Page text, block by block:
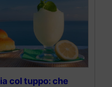
col tuppo: che